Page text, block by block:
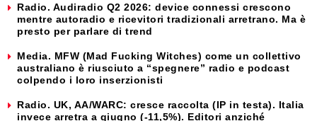
Radio. Audiradio Q2 2026: device connessi crescono
mentre autoradio e ricevitori tradizionali arretrano. Ma è
presto per parlare di trend
Media. MFW (Mad Fucking Witches) come un collettivo
australiano è riusciuto a “spegnere” radio e podcast
colpendo i loro inserzionisti
Radio. UK, AA/WARC: cresce raccolta (IP in testa). Italia
invece arretra a giugno (-11,5%). Editori anziché